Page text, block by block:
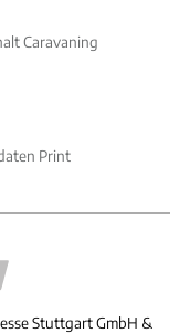
Caravaning
Print
Stuttgart GmbH &